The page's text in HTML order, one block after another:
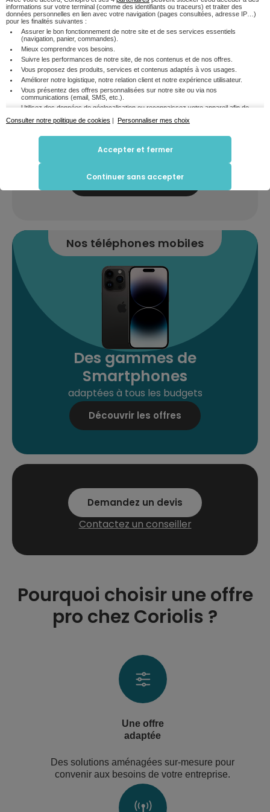
Téléphonie sur IP
et réduisez votre budget
Découvrir les offres
Nos offresmobile
Restez connecté
où que vous soyez
Découvrir les offres
Nos téléphones mobiles
Des gammes de
Smartphones
adaptées à tous les budgets
Découvrir les offres
Demandez un devis
Contactez un conseiller
Pourquoi choisir une offre
pro chez Coriolis ?
Une offre
adaptée
Des solutions aménagées sur-mesure pour
convenir aux besoins de votre entreprise.
informations sur votre terminal (comme des identifiants ou traceurs) et traiter des
données personnelles en lien avec votre navigation (pages consultées, adresse IP…)
pour les finalités suivantes :
Assurer le bon fonctionnement de notre site et de ses services essentiels
(navigation, panier, commandes).
Mieux comprendre vos besoins.
Suivre les performances de notre site, de nos contenus et de nos offres.
Vous proposez des produits, services et contenus adaptés à vos usages.
Améliorer notre logistique, notre relation client et notre expérience utilisateur.
Vous présentez des offres personnalisées sur notre site ou via nos
communications (email, SMS, etc.).
Utilisez des données de géolocalisation ou reconnaissez votre appareil afin de
Croisez certaines informations de navigation avec d'autres données disponibles
En cliquant sur « Accepter et fermer », vous consentez à l'utilisation de tous les cookies
pour optimiser votre visite en ligne et recevoir des contenus et publicités personnalisés.
Pour ajuster vos préférences, vous pouvez cliquer sur « Personnaliser mes choix ». Si
limitées. Vous pouvez également refuser tous les cookies en cliquant sur "Continuer
Consulter notre politique de cookies Personnaliser mes choix
Continuer sans accepter
Accepter et fermer